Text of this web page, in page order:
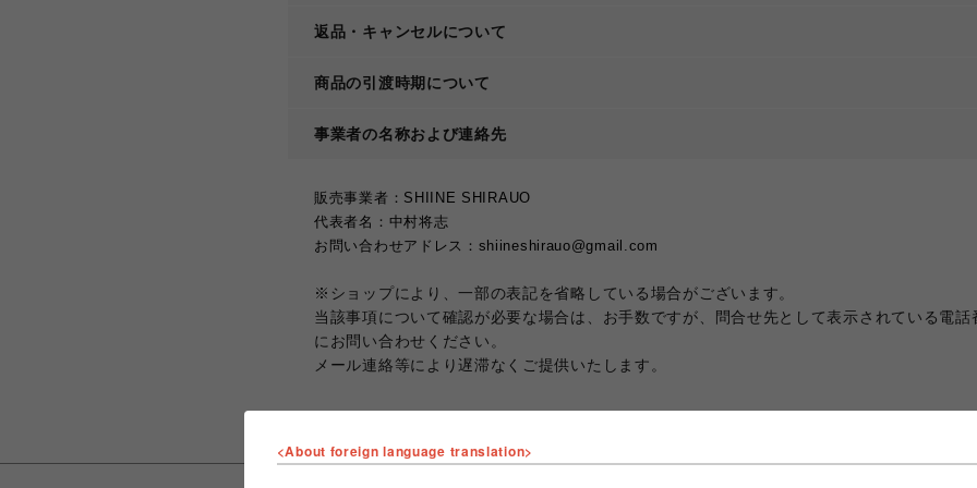
返品・キャンセルについて
商品の引渡時期について
事業者の名称および連絡先
販売事業者：SHIINE SHIRAUO
代表者名：中村将志
お問い合わせアドレス：shiineshirauo@gmail.com
※ショップにより、一部の表記を省略している場合がございます。
当該事項について確認が必要な場合は、お手数ですが、問合せ先として表示されている電話
にお問い合わせください。
メール連絡等により遅滞なくご提供いたします。
<About foreign language translation>